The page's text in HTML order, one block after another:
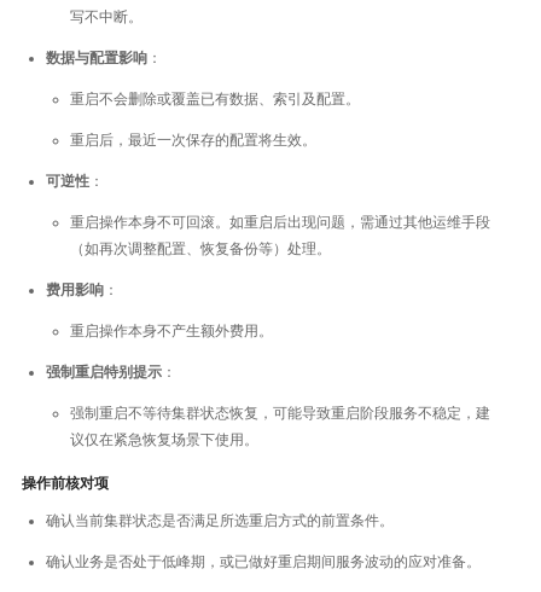
写不中断。
数据与配置影响 ：
重启不会删除或覆盖已有数据、索引及配置。
重启后，最近一次保存的配置将生效。
可逆性 ：
重启操作本身不可回滚。如重启后出现问题，需通过其他运维手段
（如再次调整配置、恢复备份等）处理。
费用影响 ：
重启操作本身不产生额外费用。
强制重启特别提示 ：
强制重启不等待集群状态恢复，可能导致重启阶段服务不稳定，建
议仅在紧急恢复场景下使用。
操作前核对项
确认当前集群状态是否满足所选重启方式的前置条件。
确认业务是否处于低峰期，或已做好重启期间服务波动的应对准备。